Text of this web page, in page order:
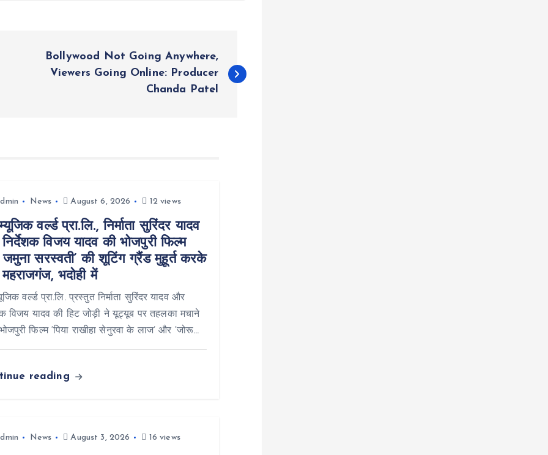
Bollywood Not Going Anywhere,
Viewers Going Online: Producer
Chanda Patel
News August 6, 2026 12 views
वर्ल्ड प्रा.लि., निर्माता सुरिंदर यादव
विजय यादव की भोजपुरी फिल्म
जमुना सरस्वती’ की शूटिंग ग्रैंड मुहूर्त करके
भदोही में
वर्ल्ड प्रा.लि. प्रस्तुत निर्माता सुरिंदर यादव और
विजय यादव की हिट जोड़ी ने यूट्यूब पर तहलका मचाने
फिल्म ‘पिया राखीहा सेनुरवा के लाज’ और ‘जोरू…
reading
News August 3, 2026 16 views